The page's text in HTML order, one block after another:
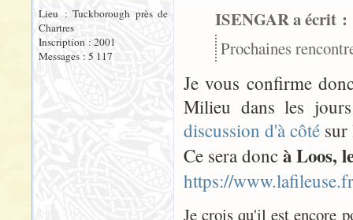
Lieu : Tuckborough près de
Chartres
Inscription : 2001
Messages : 5 117
ISENGAR a écrit :
Prochaines
Je vous confirme
Milieu dans les
discussion d'à côté
Ce sera donc à Loos,
https://
Je crois qu'il est encore